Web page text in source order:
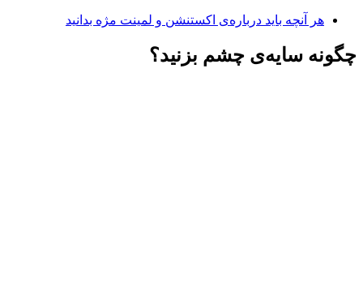
هر آنچه باید درباره‌ی اکستنشن و لمینت مژه بدانید
چگونه سایه‌ی چشم بزنید؟